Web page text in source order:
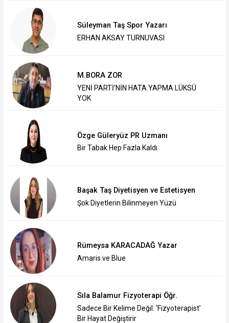
Süleyman Taş Spor Yazarı
ERHAN AKSAY TURNUVASI
M.BORA ZOR
YENİ PARTİ’NİN HATA YAPMA LÜKSÜ
YOK
Özge Güleryüz PR Uzmanı
Bir Tabak Hep Fazla Kaldı
Başak Taş Diyetisyen ve Estetisyen
Şok Diyetlerin Bilinmeyen Yüzü
Rümeysa KARACADAĞ Yazar
Amaris ve Blue
Sıla Balamur Fizyoterapi Öğr.
Sadece Bir Kelime Değil: ‘Fizyoterapist’
Bir Hayat Değiştirir